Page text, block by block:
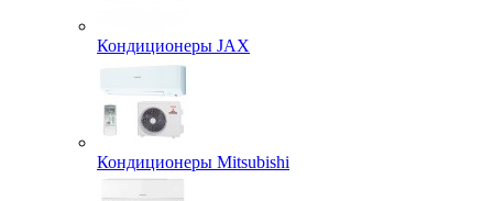
Кондиционеры JAX
Кондиционеры Mitsubishi